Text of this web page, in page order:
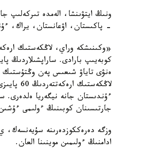
- پاكىستان، اۋعانستان، يراك،
«وكىنىشكە وراي، لاڭكەستىك
ەنۋى تاياۋ شىعىس پەن وڭتۇستىك
ءۇندىستان جانە نيگەريا ەلدەرى.
جارتىسىنان كوبىنىڭ ءولىمى
ادامنىڭ ءولىمىن موينىنا العان.